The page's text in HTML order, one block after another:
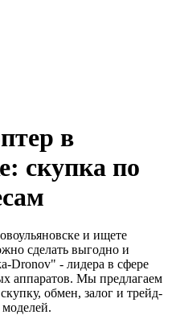
в
скупка по
и ищете
сделать выгодно и
Dronov" - лидера в сфере
аппаратов. Мы предлагаем
обмен, залог и трейд-